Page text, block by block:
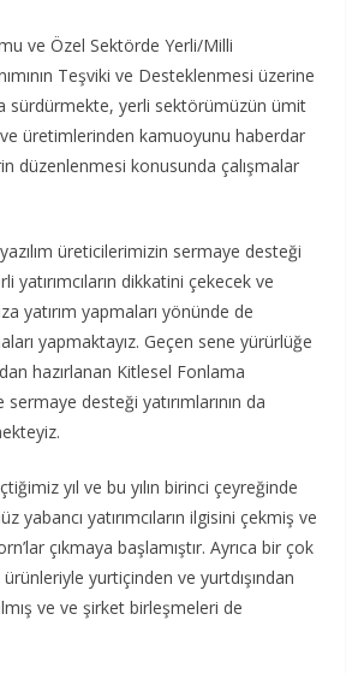
ve Özel Sektörde Yerli/Milli
Teşviki ve Desteklenmesi üzerine
sürdürmekte, yerli sektörümüzün ümit
ve üretimlerinden kamuoyunu haberdar
düzenlenmesi konusunda çalışmalar
üreticilerimizin sermaye desteği
yatırımcıların dikkatini çekecek ve
yatırım yapmaları yönünde de
yapmaktayız. Geçen sene yürürlüğe
hazırlanan Kitlesel Fonlama
desteği yatırımlarının da
yıl ve bu yılın birinci çeyreğinde
yabancı yatırımcıların ilgisini çekmiş ve
çıkmaya başlamıştır. Ayrıca bir çok
ürünleriyle yurtiçinden ve yurtdışından
ve ve şirket birleşmeleri de